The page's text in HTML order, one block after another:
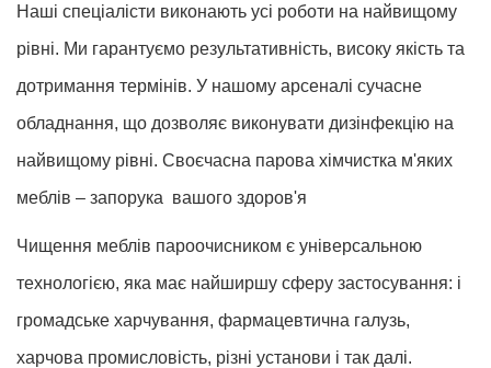
Наші спеціалісти виконають усі роботи на найвищому
рівні. Ми гарантуємо результативність, високу якість та
дотримання термінів. У нашому арсеналі сучасне
обладнання, що дозволяє виконувати дизінфекцію на
найвищому рівні. Своєчасна парова хімчистка м'яких
меблів – запорука вашого здоров'я
Чищення меблів пароочисником є універсальною
технологією, яка має найширшу сферу застосування: і
громадське харчування, фармацевтична галузь,
харчова промисловість, різні установи і так далі.